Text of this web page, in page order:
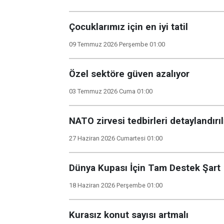
Çocuklarımız için en iyi tatil
09 Temmuz 2026 Perşembe 01:00
Özel sektöre güven azalıyor
03 Temmuz 2026 Cuma 01:00
NATO zirvesi tedbirleri
27 Haziran 2026 Cumartesi 01:00
Dünya Kupası İçin Tam Destek Şart
18 Haziran 2026 Perşembe 01:00
Kurasız konut sayısı artmalı